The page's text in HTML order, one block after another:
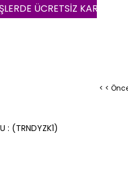
KARGO | VADE
< <
(TRNDYZK1)